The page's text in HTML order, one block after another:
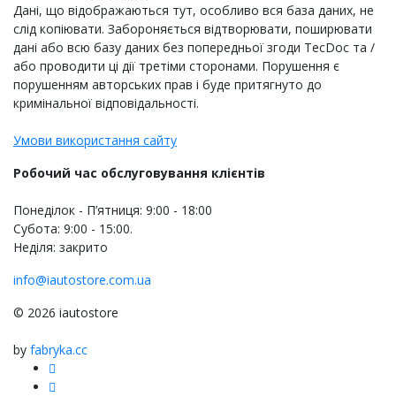
Дані, що відображаються тут, особливо вся база даних, не
слід копіювати. Забороняється відтворювати, поширювати
дані або всю базу даних без попередньої згоди TecDoc та /
або проводити ці дії третіми сторонами. Порушення є
порушенням авторських прав і буде притягнуто до
кримінальної відповідальності.
Умови використання сайту
Робочий час обслуговування клієнтів
Понеділок - П’ятниця: 9:00 - 18:00
Субота: 9:00 - 15:00.
Неділя: закрито
info@iautostore.com.ua
© 2026 iautostore
by fabryka.cc